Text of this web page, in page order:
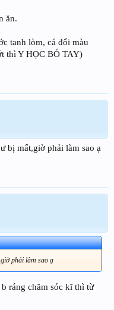
ăn.
tanh lòm, cá đổi màu
thì Y HỌC BÓ TAY)
bị mất,giờ phải làm sao ạ
phải làm sao ạ
ráng chăm sóc kĩ thì từ